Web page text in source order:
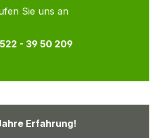
Sie uns an
- 39 50 209
Erfahrung!